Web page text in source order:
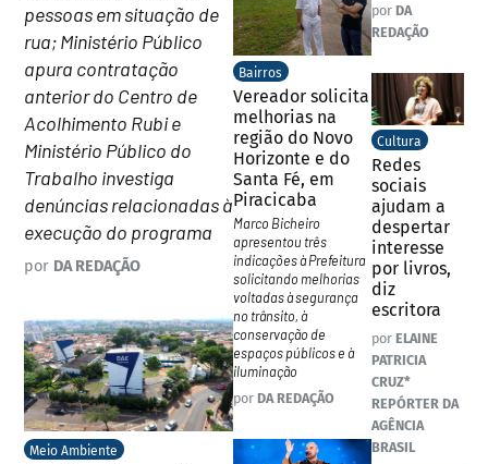
pessoas em situação de
rua; Ministério Público
apura contratação
anterior do Centro de
Acolhimento Rubi e
Ministério Público do
Trabalho investiga
denúncias relacionadas à
execução do programa
por DA REDAÇÃO
Meio Ambiente
Bairros
Vereador solicita
melhorias na
região do Novo
Horizonte e do
Santa Fé, em
Piracicaba
Marco Bicheiro
apresentou três
indicações à Prefeitura
solicitando melhorias
voltadas à segurança
no trânsito, à
conservação de
espaços públicos e à
iluminação
por DA REDAÇÃO
por DA
REDAÇÃO
Cultura
Redes
sociais
ajudam a
despertar
interesse
por livros,
diz
escritora
por ELAINE
PATRICIA
CRUZ*
REPÓRTER DA
AGÊNCIA
BRASIL